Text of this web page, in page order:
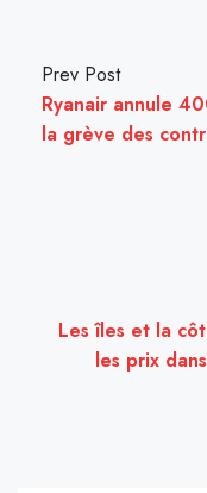
Prev Post
Ryanair annule
la grève des
Les îles et la
les prix